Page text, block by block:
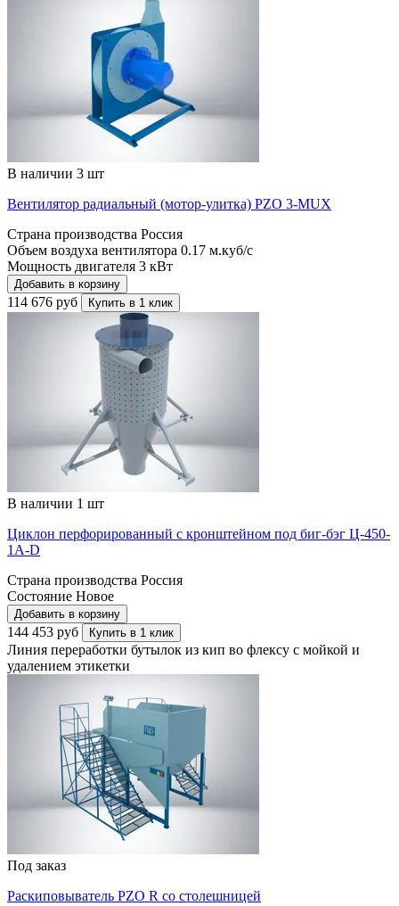
В наличии 3 шт
Вентилятор радиальный (мотор-улитка) PZO 3-MUX
Страна производства Россия
Объем воздуха вентилятора 0.17 м.куб/с
Мощность двигателя 3 кВт
Добавить в корзину
114 676 руб Купить в 1 клик
В наличии 1 шт
Циклон перфорированный с кронштейном под биг-бэг Ц-450-
1A-D
Страна производства Россия
Состояние Новое
Добавить в корзину
144 453 руб Купить в 1 клик
Линия переработки бутылок из кип во флексу с мойкой и
удалением этикетки
Под заказ
Раскиповыватель PZO R со столешницей